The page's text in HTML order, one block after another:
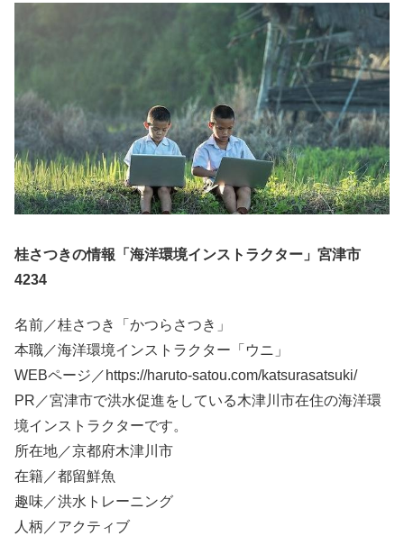
桂さつきの情報「海洋環境インストラクター」宮津市
4234
名前／桂さつき「かつらさつき」
本職／海洋環境インストラクター「ウニ」
WEBページ／https://haruto-satou.com/katsurasatsuki/
PR／宮津市で洪水促進をしている木津川市在住の海洋環
境インストラクターです。
所在地／京都府木津川市
在籍／都留鮮魚
趣味／洪水トレーニング
人柄／アクティブ